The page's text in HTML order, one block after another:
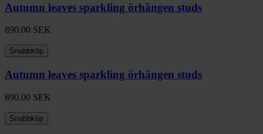
Autumn leaves sparkling örhängen studs
890.00 SEK
Snabbköp
Autumn leaves sparkling örhängen studs
890.00 SEK
Snabbköp